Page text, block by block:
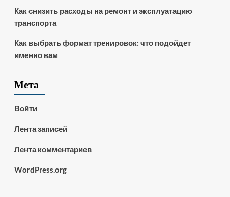
Как снизить расходы на ремонт и эксплуатацию
транспорта
Как выбрать формат тренировок: что подойдет
именно вам
Мета
Войти
Лента записей
Лента комментариев
WordPress.org